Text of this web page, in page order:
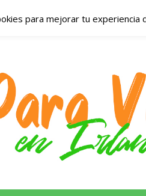
en
–
a los que viven, estudian y
para mejorar tu experiencia